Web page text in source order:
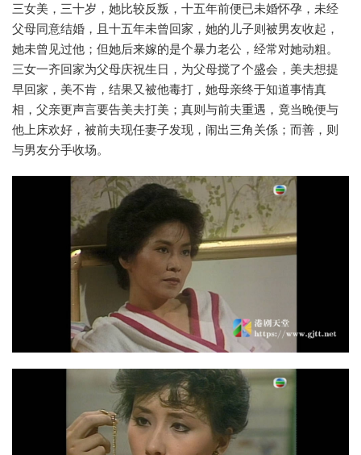
三女美，三十岁，她比较反叛，十五年前便已未婚怀孕，未经
父母同意结婚，且十五年未曾回家，她的儿子则被男友收起，
她未曾见过他；但她后来嫁的是个暴力老公，经常对她动粗。
三女一齐回家为父母庆祝生日，为父母搅了个盛会，美夫想提
早回家，美不肯，结果又被他毒打，她母亲终于知道事情真
相，父亲更声言要告美夫打美；真则与前夫重遇，竟当晚便与
他上床欢好，被前夫现任妻子发现，闹出三角关係；而善，则
与男友分手收场。